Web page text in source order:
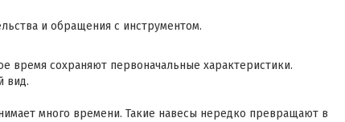
и обращения с инструментом.
время сохраняют первоначальные характеристики.
вид.
много времени. Такие навесы нередко превращают в